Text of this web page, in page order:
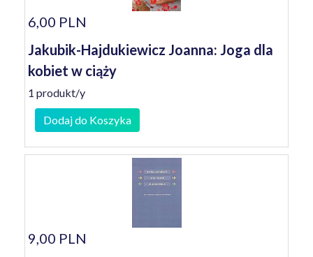
6,00 PLN
Jakubik-Hajdukiewicz Joanna: Joga dla
kobiet w ciąży
1 produkt/y
Dodaj do Koszyka
9,00 PLN